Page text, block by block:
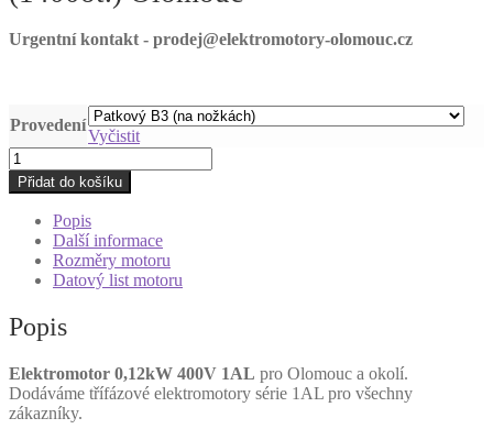
Urgentní kontakt - prodej@elektromotory-olomouc.cz
Provedení
Vyčistit
Elektromotor
0,12kW
400V
1AL
(1400ot.)
Olomouc
množství
Přidat do košíku
Popis
Další informace
Rozměry motoru
Datový list motoru
Popis
Elektromotor 0,12kW 400V 1AL pro Olomouc a okolí.
Dodáváme třífázové elektromotory série 1AL pro všechny
zákazníky.